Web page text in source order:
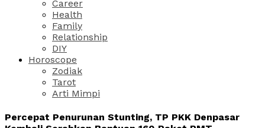
Career
Health
Family
Relationship
DIY
Horoscope
Zodiak
Tarot
Arti Mimpi
Percepat Penurunan Stunting, TP PKK Denpasar